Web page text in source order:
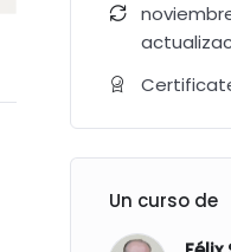
Un curso de